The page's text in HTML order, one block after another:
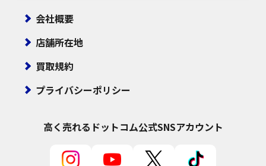
会社概要
店舗所在地
買取規約
プライバシーポリシー
高く売れるドットコム公式SNSアカウント